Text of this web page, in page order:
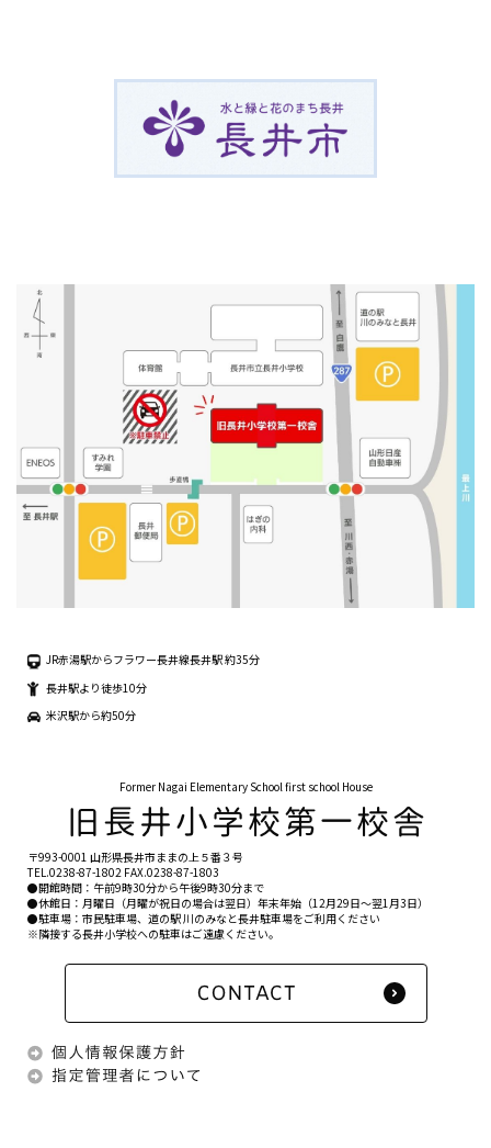
JR赤湯駅からフラワー長井線長井駅 約35分
長井駅より徒歩10分
米沢駅から約50分
Former Nagai Elementary School first school House
〒993-0001 山形県長井市ままの上５番３号
TEL.0238-87-1802 FAX.0238-87-1803
●開館時間：午前9時30分から午後9時30分まで
●休館日：月曜日（月曜が祝日の場合は翌日）年末年始（12月29日〜翌1月3日）
●駐車場：市民駐車場、道の駅 川のみなと長井駐車場をご利用ください
※隣接する長井小学校への駐車はご遠慮ください。